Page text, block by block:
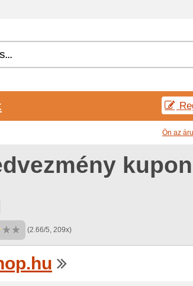
Ön az
kupon
(2.66/5, 209x)